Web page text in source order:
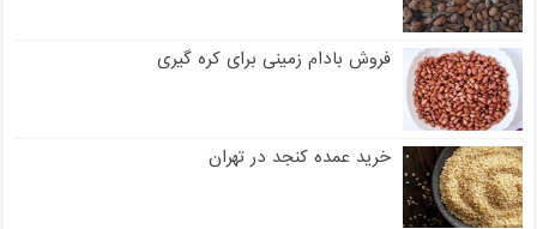
فروش بادام زمینی برای کره گیری
خرید عمده کنجد در تهران